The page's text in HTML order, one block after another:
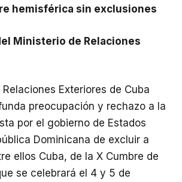
hemisférica sin exclusiones
Ministerio de Relaciones
Exteriores de Cuba
preocupación y rechazo a la
por el gobierno de Estados
Dominicana de excluir a
ellos Cuba, de la X Cumbre de
se celebrará el 4 y 5 de